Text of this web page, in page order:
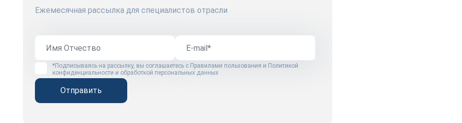
Ежемесячная рассылка для специалистов отрасли
*Подписываясь на рассылку, вы соглашаетесь с Правилами пользования и Политикой
конфиденциальности и обработкой персональных данных
Отправить